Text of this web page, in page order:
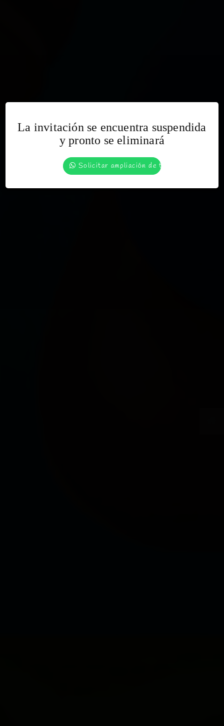
Bienvenidos a la invitación de
Guada y Santi
INGRESAR
La invitación se encuentra suspendida
y pronto se eliminará
Solicitar ampliación de tiempo